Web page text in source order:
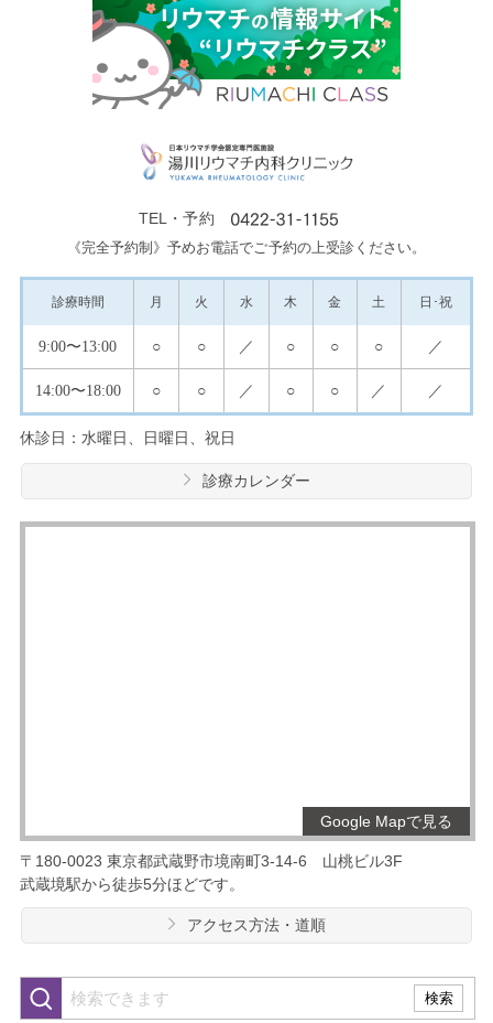
TEL・予約
《完全予約制》予めお電話でご予約の上受診ください。
診療時間 月 火 水 木 金 土 日･祝
9:00〜13:00 ○ ○ ／ ○ ○ ○ ／
14:00〜18:00 ○ ○ ／ ○ ○ ／ ／
休診日：水曜日、日曜日、祝日
診療カレンダー
Google Mapで見る
〒180-0023 東京都武蔵野市境南町3-14-6
山桃ビル3F
武蔵境駅から徒歩5分ほどです。
アクセス方法・道順